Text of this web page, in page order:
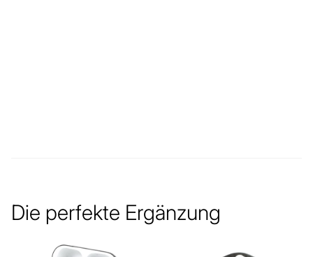
Die perfekte Ergänzung